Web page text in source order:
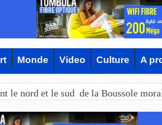
Monde Video Culture A
le nord et le sud de la Boussole